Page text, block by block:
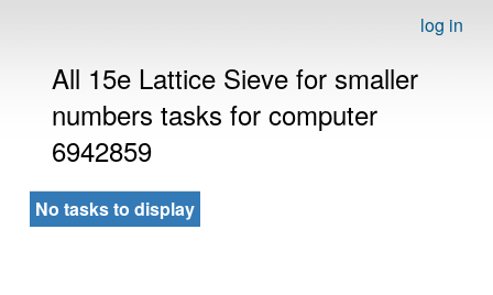
log in
All 15e Lattice Sieve for smaller
numbers tasks for computer
6942859
No tasks to display